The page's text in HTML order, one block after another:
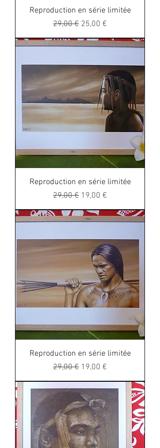
Reproduction en série limitée
Regular Price
29,00 € Sale Price
25,00 €
Reproduction en série limitée
Regular Price
29,00 € Sale Price
19,00 €
Reproduction en série limitée
Regular Price
29,00 € Sale Price
19,00 €